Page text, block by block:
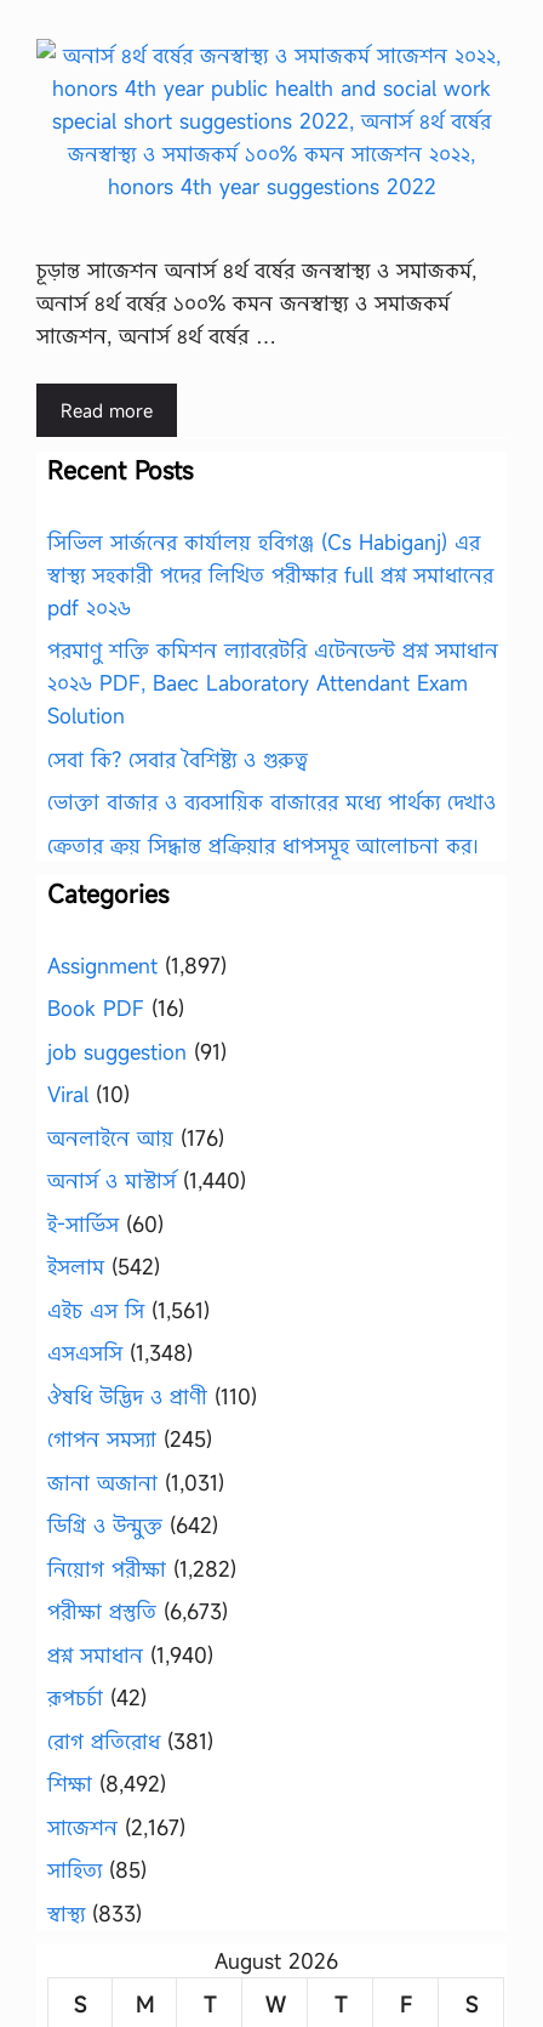
চূড়ান্ত সাজেশন অনার্স ৪র্থ বর্ষের জনস্বাস্থ্য ও সমাজকর্ম,
অনার্স ৪র্থ বর্ষের ১০০% কমন জনস্বাস্থ্য ও সমাজকর্ম
সাজেশন, অনার্স ৪র্থ বর্ষের …
Read more
Recent Posts
সিভিল সার্জনের কার্যালয় হবিগঞ্জ (Cs Habiganj) এর
স্বাস্থ্য সহকারী পদের লিখিত পরীক্ষার full প্রশ্ন সমাধানের
pdf ২০২৬
পরমাণু শক্তি কমিশন ল্যাবরেটরি এটেনডেন্ট প্রশ্ন সমাধান
২০২৬ PDF, Baec Laboratory Attendant Exam
Solution
সেবা কি? সেবার বৈশিষ্ট্য ও গুরুত্ব
ভোক্তা বাজার ও ব্যবসায়িক বাজারের মধ্যে পার্থক্য দেখাও
ক্রেতার ক্রয় সিদ্ধান্ত প্রক্রিয়ার ধাপসমূহ আলোচনা কর।
Categories
Assignment (1,897)
Book PDF (16)
job suggestion (91)
Viral (10)
অনলাইনে আয় (176)
অনার্স ও মাস্টার্স(1,440)
ই-সার্ভিস(60)
ইসলাম(542)
এইচ এস সি(1,561)
এসএসসি(1,348)
ঔষধি উদ্ভিদ ও প্রাণী (110)
গোপন সমস্যা (245)
জানা অজানা (1,031)
ডিগ্রি ও উন্মুক্ত (642)
নিয়োগ পরীক্ষা (1,282)
পরীক্ষা প্রস্তুতি (6,673)
প্রশ্ন সমাধান (1,940)
রূপচর্চা (42)
রোগ প্রতিরোধ(381)
শিক্ষা (8,492)
সাজেশন (2,167)
সাহিত্য(85)
স্বাস্থ্য(833)
August 2026
S
M T W T F S